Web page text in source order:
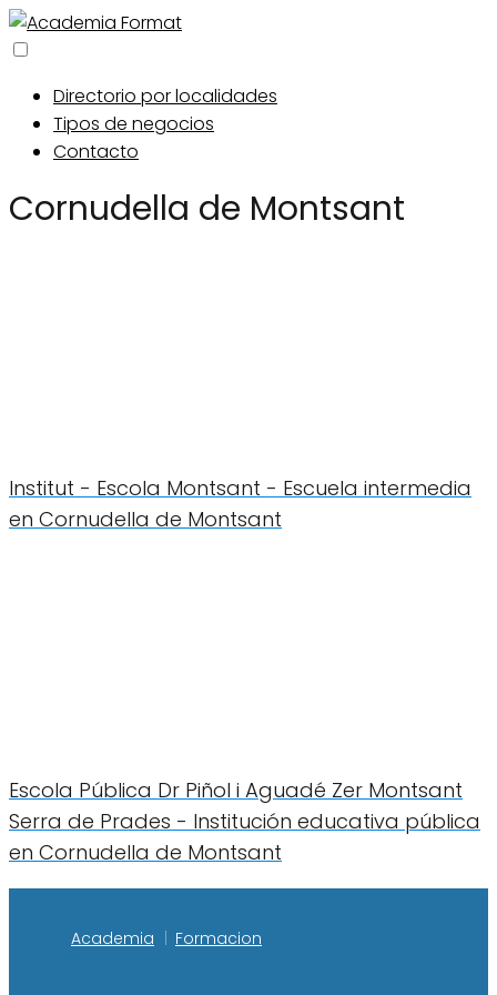
Directorio por localidades
Tipos de negocios
Contacto
Cornudella de Montsant
Institut - Escola Montsant - Escuela intermedia
en Cornudella de Montsant
Escola Pública Dr Piñol i Aguadé Zer Montsant
Serra de Prades - Institución educativa pública
en Cornudella de Montsant
Academia Formacion